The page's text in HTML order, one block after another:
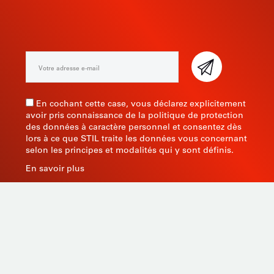
En cochant cette case, vous déclarez explicitement
avoir pris connaissance de la politique de protection
des données à caractère personnel et consentez dès
lors à ce que STIL traite les données vous concernant
selon les principes et modalités qui y sont définis.
En savoir plus